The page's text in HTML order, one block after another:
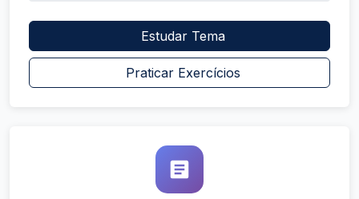
Estudar Tema
Praticar Exercícios